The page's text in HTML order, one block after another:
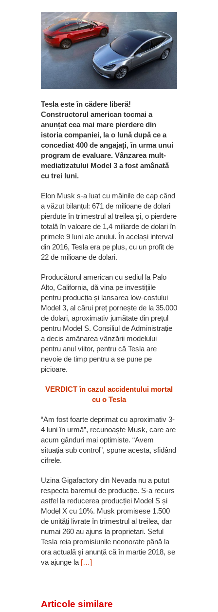
Tesla este în cădere liberă!
Constructorul american tocmai a
anunțat cea mai mare pierdere din
istoria companiei, la o lună după ce a
concediat 400 de angajați, în urma unui
program de evaluare. Vânzarea mult-
mediatizatului Model 3 a fost amânată
cu trei luni.
Elon Musk s-a luat cu mâinile de cap când
a văzut bilanțul: 671 de milioane de dolari
pierdute în trimestrul al treilea și, o pierdere
totală în valoare de 1,4 miliarde de dolari în
primele 9 luni ale anului. În același interval
din 2016, Tesla era pe plus, cu un profit de
22 de milioane de dolari.
Producătorul american cu sediul la Palo
Alto, California, dă vina pe investițiile
pentru producția și lansarea low-costului
Model 3, al cărui preț pornește de la 35.000
de dolari, aproximativ jumătate din prețul
pentru Model S. Consiliul de Administrație
a decis amânarea vânzării modelului
pentru anul viitor, pentru că Tesla are
nevoie de timp pentru a se pune pe
picioare.
VERDICT în cazul accidentului mortal
cu o Tesla
“Am fost foarte deprimat cu aproximativ 3-
4 luni în urmă”, recunoaște Musk, care are
acum gânduri mai optimiste. “Avem
situația sub control”, spune acesta, sfidând
cifrele.
Uzina Gigafactory din Nevada nu a putut
respecta baremul de producție. S-a recurs
astfel la reducerea producției Model S și
Model X cu 10%. Musk promisese 1.500
de unități livrate în trimestrul al treilea, dar
numai 260 au ajuns la proprietari. Șeful
Tesla reia promisiunile neonorate până la
ora actuală și anunță că în martie 2018, se
va ajunge la […]
Articole similare